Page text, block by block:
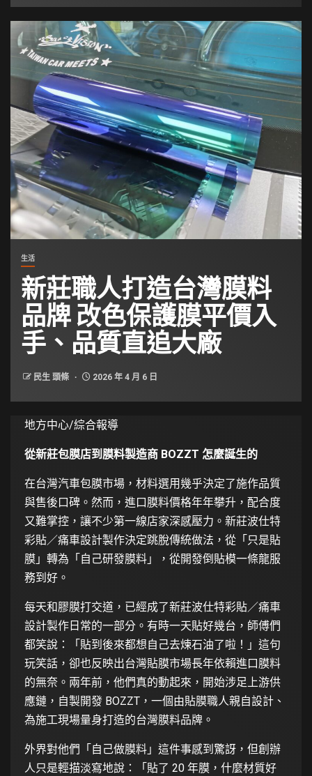
生活
新莊職人打造台灣膜料
品牌 改色保護膜平價入
手、品質直追大廠
民生 頭條 2026 年 4 月 6 日
地方中心/綜合報導
從新莊包膜店到膜料製造商 BOZZT 怎麼誕生的
在台灣汽車包膜市場，材料選用幾乎決定了施作品質
與售後口碑。然而，進口膜料價格年年攀升，配合度
又難掌控，讓不少第一線店家深感壓力。新莊波仕特
彩貼／痛車設計製作決定跳脫傳統做法，從「只是貼
膜」轉為「自己研發膜料」，從開發倒貼模一條龍服
務到好。
每天和膠膜打交道，已經成了新莊波仕特彩貼／痛車
設計製作日常的一部分。有時一天貼好幾台，師傅們
都笑說：「貼到後來都想自己去煉石油了啦！」這句
玩笑話，卻也反映出台灣貼膜市場長年依賴進口膜料
的無奈。兩年前，他們真的動起來，開始涉足上游供
應鏈，自製開發 BOZZT，一個由貼膜職人親自設計、
為施工現場量身打造的台灣膜料品牌。
外界對他們「自己做膜料」這件事感到驚訝，但創辦
人只是輕描淡寫地說：「貼了 20 年膜，什麼材質好